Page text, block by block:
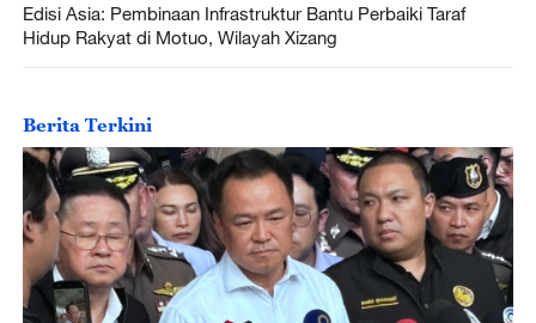
Edisi Asia: Pembinaan Infrastruktur Bantu Perbaiki Taraf
Hidup Rakyat di Motuo, Wilayah Xizang
Berita Terkini